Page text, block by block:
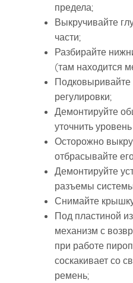
предела;
Выкручивайте
части;
Разбирайте
(там находится
Подковыривайте
регулировки;
Демонтируйте
уточнить
Осторожно
отбрасывайте
Демонтируйте
разъемы
Снимайте
Под пластиной
механизм с
при работе
соскакивает со
ремень;